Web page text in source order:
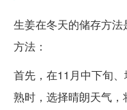
生姜在冬天的储存方
方法：
首先，在11月中下旬
熟时，选择晴朗天气